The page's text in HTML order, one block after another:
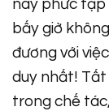
này phức tạp
bấy giờ
đương với
duy nhất!
trong chế